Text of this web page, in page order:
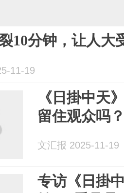
10分钟，让人大
11-19
《日掛中天
留住观众吗
文汇报 2025-11-19
专访《日掛